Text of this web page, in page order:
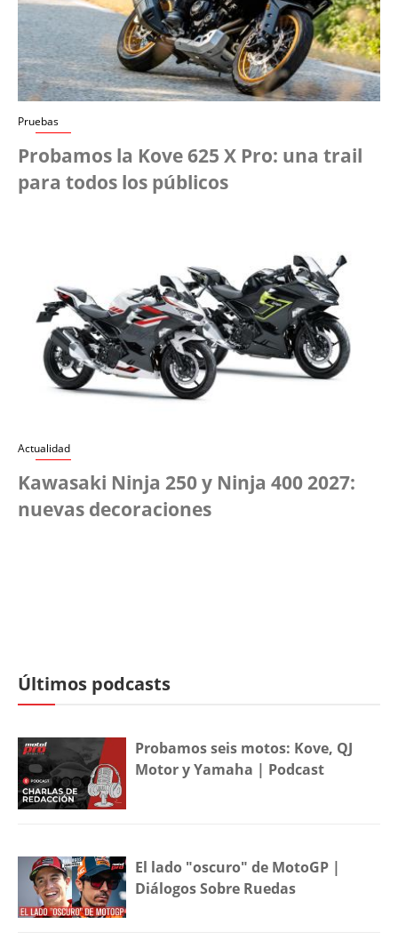
Pruebas
Probamos la Kove 625 X Pro: una trail
para todos los públicos
Actualidad
Kawasaki Ninja 250 y Ninja 400 2027:
nuevas decoraciones
Últimos podcasts
Probamos seis motos: Kove, QJ
Motor y Yamaha | Podcast
El lado "oscuro" de MotoGP |
Diálogos Sobre Ruedas